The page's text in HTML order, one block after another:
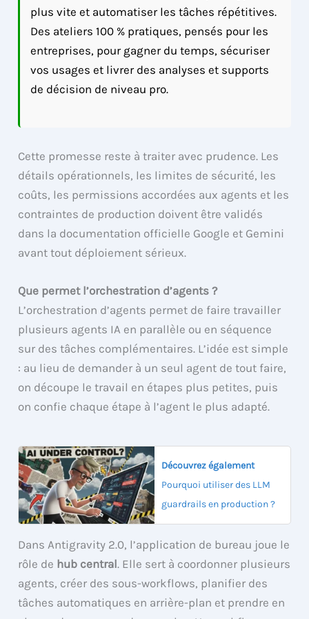
plus vite et automatiser les tâches répétitives.
Des ateliers 100 % pratiques, pensés pour les
entreprises, pour gagner du temps, sécuriser
vos usages et livrer des analyses et supports
de décision de niveau pro.
Cette promesse reste à traiter avec prudence. Les
détails opérationnels, les limites de sécurité, les
coûts, les permissions accordées aux agents et les
contraintes de production doivent être validés
dans la documentation officielle Google et Gemini
avant tout déploiement sérieux.
Que permet l’orchestration d’agents ?
L’orchestration d’agents permet de faire travailler
plusieurs agents IA en parallèle ou en séquence
sur des tâches complémentaires. L’idée est simple
: au lieu de demander à un seul agent de tout faire,
on découpe le travail en étapes plus petites, puis
on confie chaque étape à l’agent le plus adapté.
Découvrez également
Pourquoi utiliser des LLM
guardrails en production ?
Dans Antigravity 2.0, l’application de bureau joue le
rôle de hub central. Elle sert à coordonner plusieurs
agents, créer des sous-workflows, planifier des
tâches automatiques en arrière-plan et prendre en